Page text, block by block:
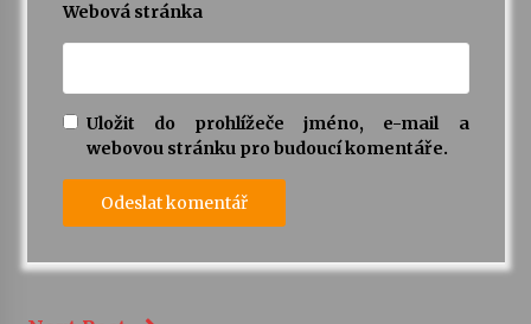
Webová stránka
Uložit do prohlížeče jméno, e-mail a
webovou stránku pro budoucí komentáře.